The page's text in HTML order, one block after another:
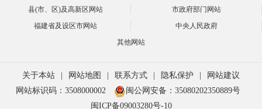
县(市、区)及高新区网站
市政府部门网站
福建省及设区市网站
中央人民政府
其他网站
关于本站 网站地图 联系方式 隐私保护
网站建议
网站标识码：3508000002
闽公网安备：35080202350889号
闽ICP备09003280号-10